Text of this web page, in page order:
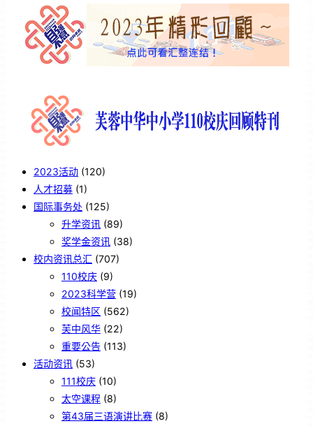
2023活动 (120)
人才招募 (1)
国际事务处 (125)
升学资讯 (89)
奖学金资讯 (38)
校内资讯总汇 (707)
110校庆 (9)
2023科学营 (19)
校闻特区 (562)
芙中风华 (22)
重要公告 (113)
活动资讯 (53)
111校庆 (10)
太空课程 (8)
第43届三语演讲比赛 (8)